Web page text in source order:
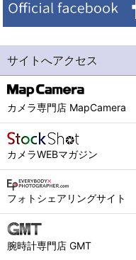
サイトへアクセス
カメラ専門店 MapCamera
カメラWEBマガジン
フォトシェアリングサイト
腕時計専門店 GMT